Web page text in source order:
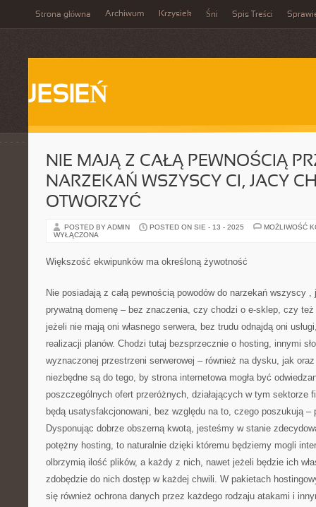
Strona główna Archiwum Krzysiek Śni Spis Treści
JESIEŃ
NIE MAJĄ Z CAŁĄ PEWNOŚCIĄ
NARZEKAŃ WSZYSCY CI, JACY
OTWORZYĆ
POSTED BY ADMIN POSTED ON SIE - 13 - 2025
MOŻLIWOŚĆ
WYŁĄCZONA
Większość ekwipunków ma określoną żywotność
Nie posiadają z całą pewnością powodów do narzekań wszyscy
prywatną domenę – bez znaczenia, czy chodzi o e-sklep, czy
jeżeli nie mają oni własnego serwera, bez trudu odnajdą oni
realizacji planów. Chodzi tutaj bezsprzecznie o hosting, innymi
wyznaczonej przestrzeni serwerowej – również na dysku, jak
niezbędne są do tego, by strona internetowa mogła być
poszczególnych ofert przeróżnych, działających w tym sektorze
będą usatysfakcjonowani, bez względu na to, czego poszukują –
Dysponując dobrze obszerną kwotą, jesteśmy w stanie
potężny hosting, to naturalnie dzięki któremu będziemy mogli
olbrzymią ilość plików, a każdy z nich, nawet jeżeli będzie ich
zdobędzie do nich dostęp w każdej chwili. W pakietach
się również ochrona danych przez każdego rodzaju atakami i